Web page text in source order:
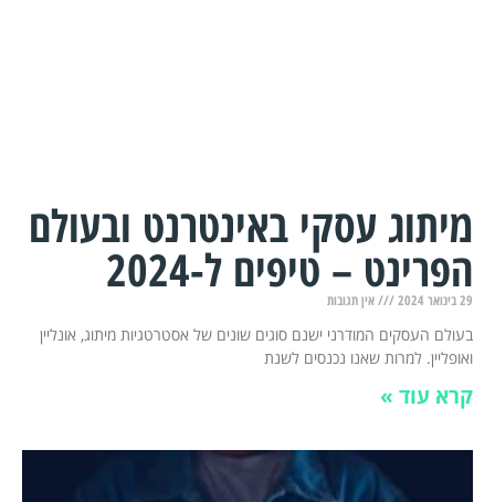
מיתוג עסקי באינטרנט ובעולם
הפרינט – טיפים ל-2024
29 בינואר 2024 אין תגובות
בעולם העסקים המודרני ישנם סוגים שונים של אסטרטגיות מיתוג, אונליין
ואופליין. למרות שאנו נכנסים לשנת
קרא עוד »